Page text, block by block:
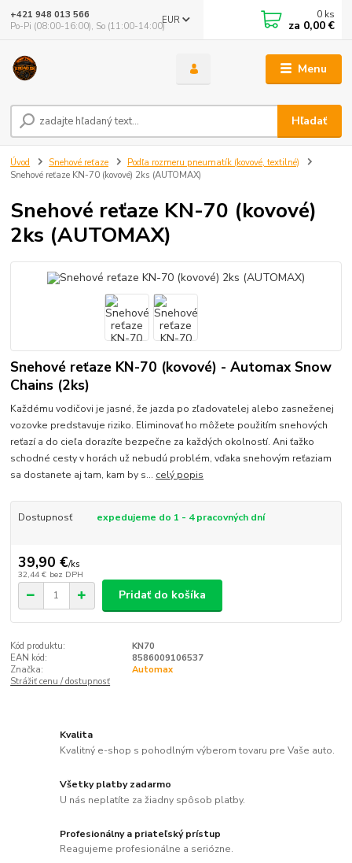
Menu
EUR
Hľadať
+421 948 013 566
Po-Pi (08:00-16:00), So (11:00-14:00)
0 ks
za 0,00 €
Úvod Snehové reťaze
Podľa rozmeru pneumatík (kovové, textilné)
Snehové reťaze KN-70 (kovové) 2ks (AUTOMAX)
Snehové reťaze KN-70 (kovové)
2ks (AUTOMAX)
Snehové reťaze KN-70 (kovové) - Automax Snow
Chains (2ks)
Každému vodičovi je jasné, že jazda po zľadovatelej alebo zasneženej
vozovke predstavuje riziko. Eliminovať ho môžete použitím snehových
reťazí a do cieľa dorazíte bezpečne za každých okolností. Ani ťažko
schodné cesty v horách už nebudú problém, vďaka snehovým reťaziam
sa dostanete aj tam, kam by s... celý popis
Dostupnosť expedujeme do 1 - 4 pracovných dní
39,90 €/ks
32,44 € bez DPH
Pridať do košíka
Kód produktu:
KN70
EAN kód:
8586009106537
Značka:
Automax
Strážiť cenu / dostupnosť
Kvalita
Kvalitný e-shop s pohodlným výberom tovaru pre Vaše auto.
Všetky platby zadarmo
U nás neplatíte za žiadny spôsob platby.
Profesionálny a priateľský prístup
Reagujeme profesionálne a seriózne.